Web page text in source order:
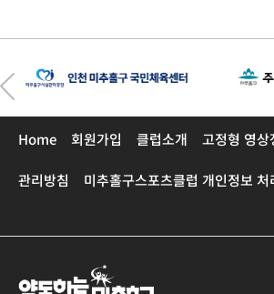
Home 회원가입 클럽소개 고정형 영상
관리방침 미추홀구스포츠클럽 개인정보 처